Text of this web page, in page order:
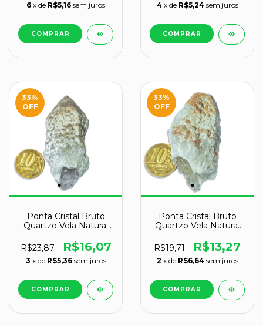
6 x de R$5,16 sem juros 4 x de R$5,24 sem juros
33%
OFF
Ponta Cristal Bruto
Quartzo Vela Natural
g
R$23,87 R$16,07
3 x de R$5,36 sem juros
33%
OFF
Ponta Cristal Bruto
Quartzo Vela Natural
g
R$19,71 R$13,27
2 x de R$6,64 sem juros